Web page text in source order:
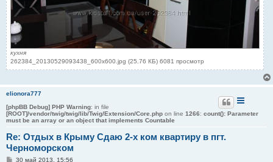
кухня
262384_20130529093438_600x600.jpg (25.76 КБ) 6081 просмотр
elionora777
[phpBB Debug] PHP Warning: in file
[ROOT]/vendor/twig/twig/lib/Twig/Extension/Core.php on line 1266: count(): Parameter
must be an array or an object that implements Countable
Re: Отдых в Крыму Сдаю 2-х ком квартиру в пгт.
Черноморском
С30 май 2013, 15:56